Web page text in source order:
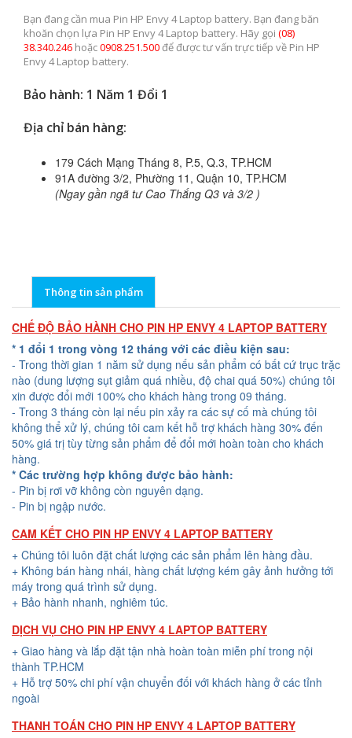
Bạn đang cần mua Pin HP Envy 4 Laptop battery. Bạn đang băn
khoăn chọn lựa Pin HP Envy 4 Laptop battery. Hãy gọi (08)
38.340.246 hoặc0908.251.500để được tư vấn trực tiếp về Pin HP
Envy 4 Laptop battery.
Bảo hành: 1 Năm 1 Đổi 1
Địa chỉ bán hàng:
179 Cách Mạng Tháng 8, P.5, Q.3, TP.HCM
91A đường 3/2, Phường 11, Quận 10, TP.HCM
(Ngay gần ngã tư Cao Thắng Q3 và 3/2 )
Thông tin sản phẩm
CHẾ ĐỘ BẢO HÀNH CHO PIN HP ENVY 4 LAPTOP BATTERY
* 1 đổi 1 trong vòng 12 tháng với các điều kiện sau:
- Trong thời gian 1 năm sử dụng nếu sản phẩm có bất cứ trục trặc
nào (dung lượng sụt giảm quá nhiều, độ chai quá 50%) chúng tôi
xin được đổi mới 100% cho khách hàng trong 09 tháng.
- Trong 3 tháng còn lại nếu pin xảy ra các sự cố mà chúng tôi
không thể xử lý, chúng tôi cam kết hỗ trợ khách hàng 30% đến
50% giá trị tùy từng sản phẩm để đổi mới hoàn toàn cho khách
hàng.
* Các trường hợp không được bảo hành:
- Pin bị rơi vỡ không còn nguyên dạng.
- Pin bị ngập nước.
CAM KẾT CHO PIN HP ENVY 4 LAPTOP BATTERY
+ Chúng tôi luôn đặt chất lượng các sản phẩm lên hàng đầu.
+ Không bán hàng nhái, hàng chất lượng kém gây ảnh hưởng tới
máy trong quá trình sử dụng.
+ Bảo hành nhanh, nghiêm túc.
DỊCH VỤ CHO PIN HP ENVY 4 LAPTOP BATTERY
+ Giao hàng và lắp đặt tận nhà hoàn toàn miễn phí trong nội
thành TP.HCM
+ Hỗ trợ 50% chi phí vận chuyển đối với khách hàng ở các tỉnh
ngoài
THANH TOÁN CHO PIN HP ENVY 4 LAPTOP BATTERY